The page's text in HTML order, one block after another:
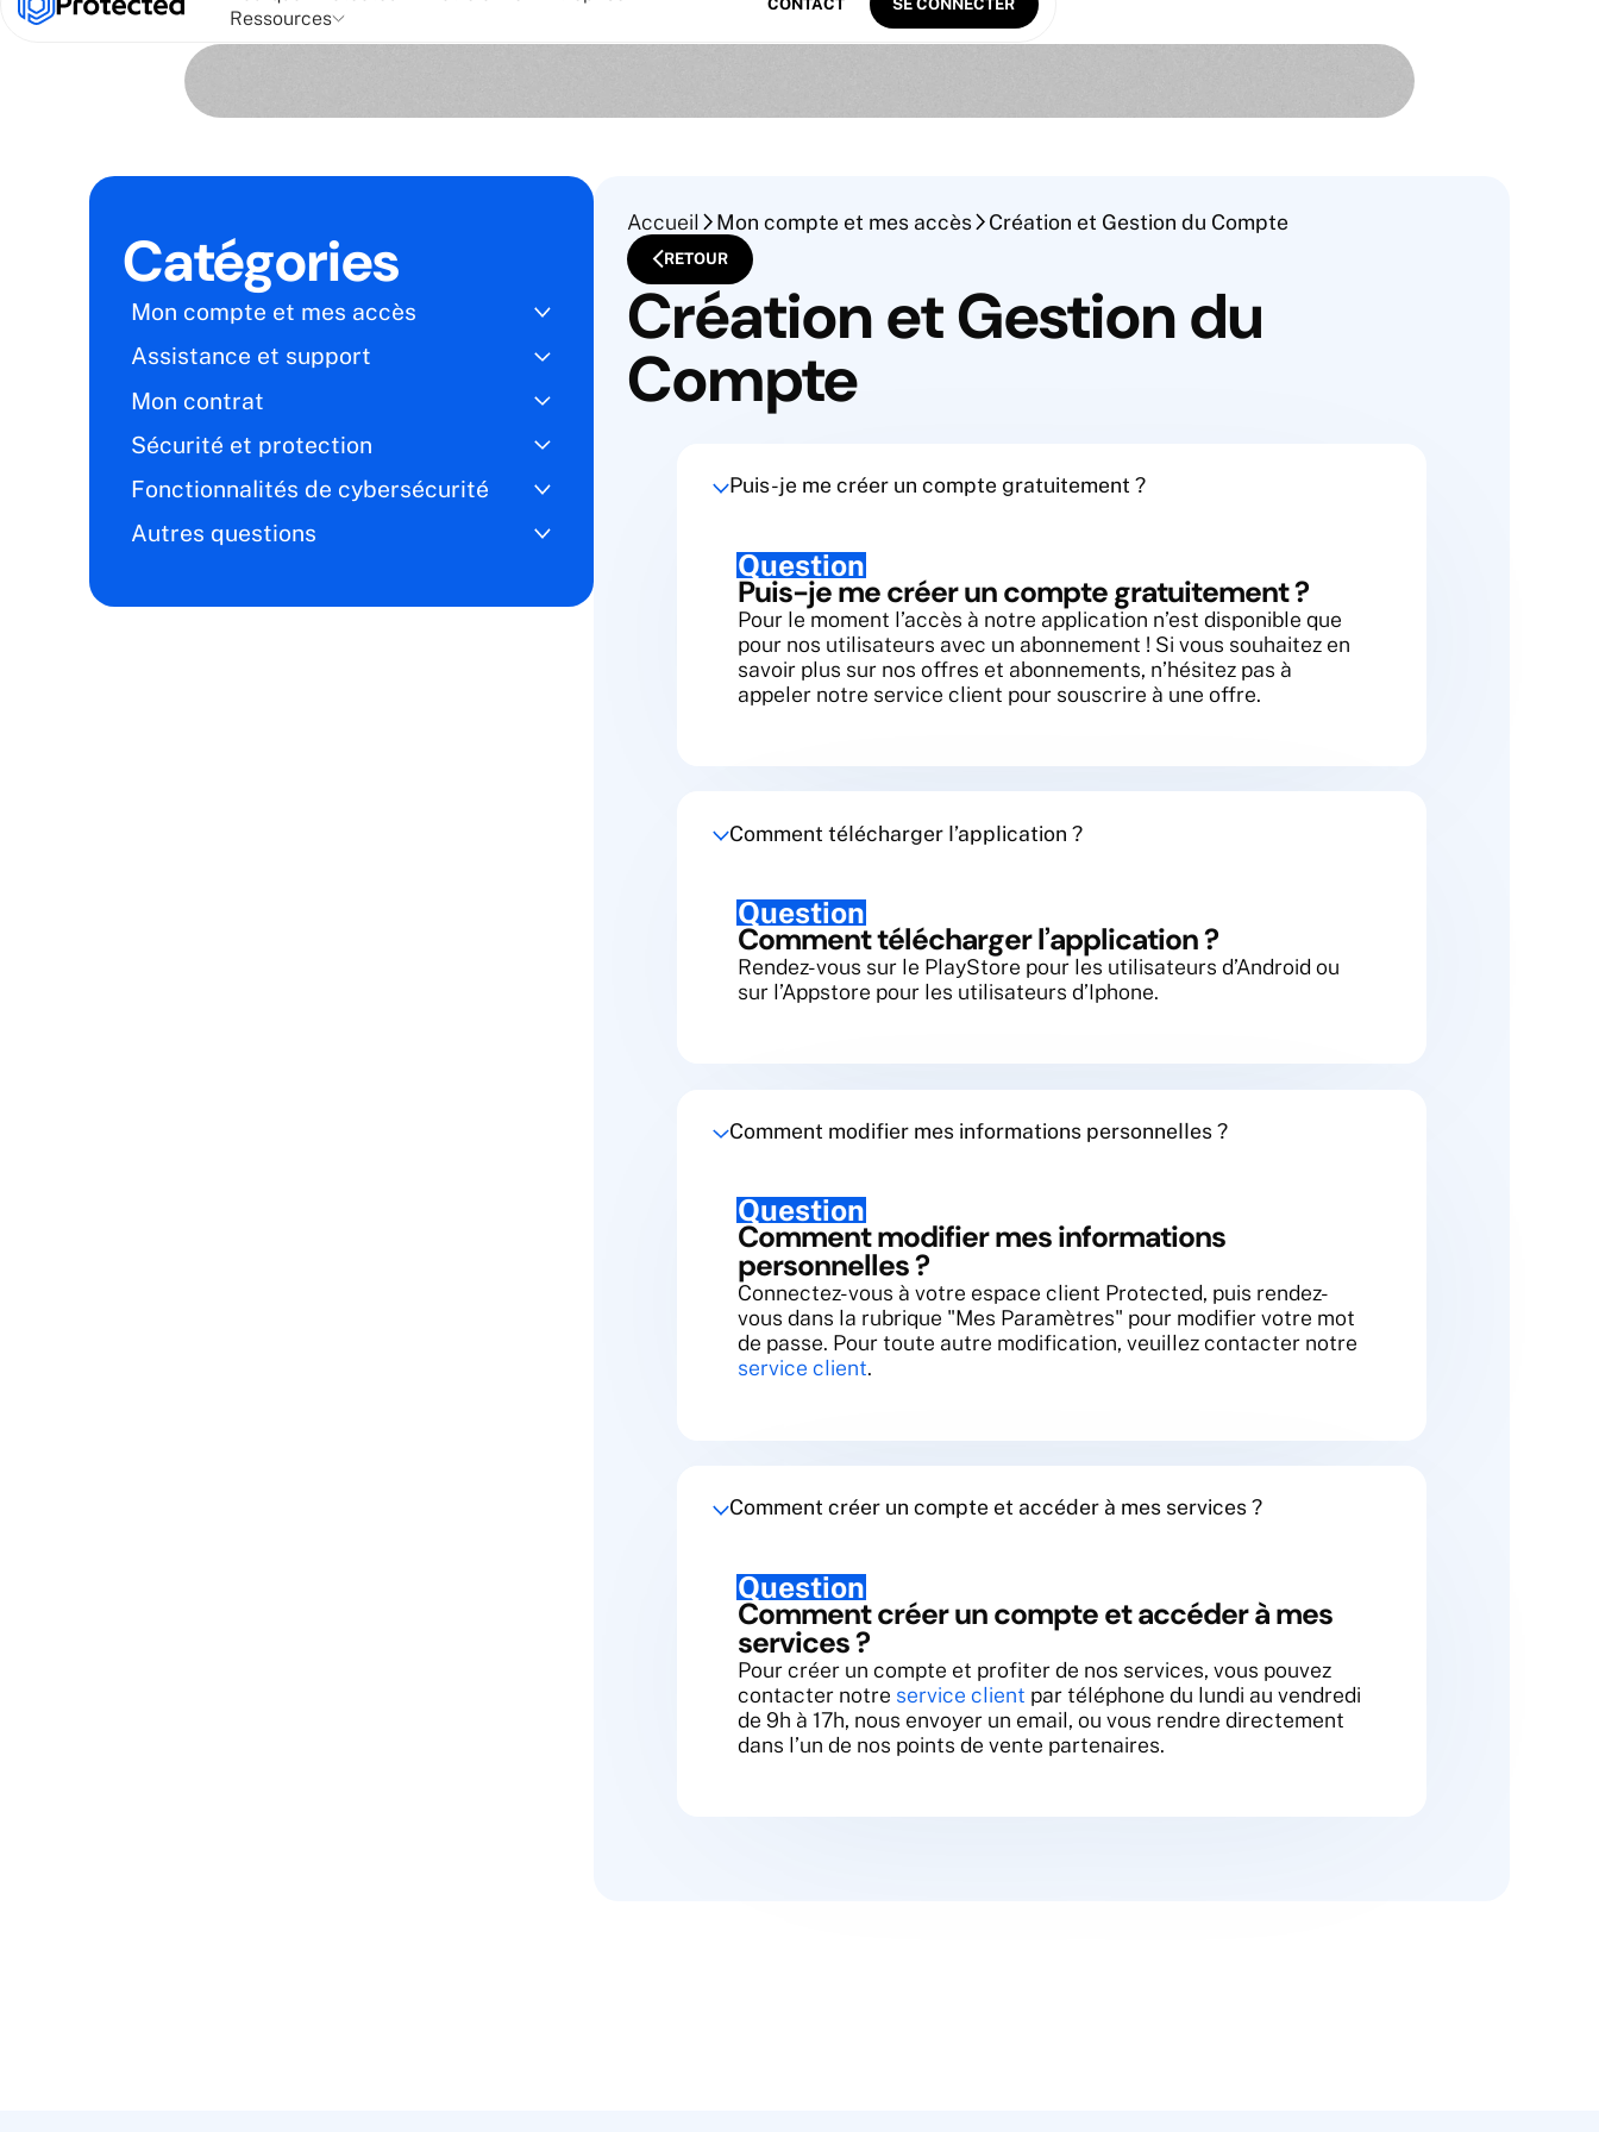
Ressources
Catégories
Mon compte et mes accès
Assistance et support
Mon contrat
Sécurité et protection
Fonctionnalités de cybersécurité
Autres questions
Accueil Mon compte et mes accès Création et Gestion du Compte
RETOUR
Création et Gestion du
Compte
Puis-je me créer un compte gratuitement ?
Question
Puis-je me créer un compte gratuitement ?
Pour le moment l’accès à notre application n’est disponible que
pour nos utilisateurs avec un abonnement ! Si vous souhaitez en
savoir plus sur nos offres et abonnements, n’hésitez pas à
appeler notre service client pour souscrire à une offre.
Comment télécharger l’application ?
Question
Comment télécharger l’application ?
Rendez-vous sur le PlayStore pour les utilisateurs d’Android ou
sur l’Appstore pour les utilisateurs d’Iphone.
Comment modifier mes informations personnelles ?
Question
Comment modifier mes informations
personnelles ?
Connectez-vous à votre espace client Protected, puis rendez-
vous dans la rubrique "Mes Paramètres" pour modifier votre mot
de passe. Pour toute autre modification, veuillez contacter notre
service client.
Comment créer un compte et accéder à mes services ?
Question
Comment créer un compte et accéder à mes
services ?
Pour créer un compte et profiter de nos services, vous pouvez
contacter notre service client par téléphone du lundi au vendredi
de 9h à 17h, nous envoyer un email, ou vous rendre directement
dans l’un de nos points de vente partenaires.